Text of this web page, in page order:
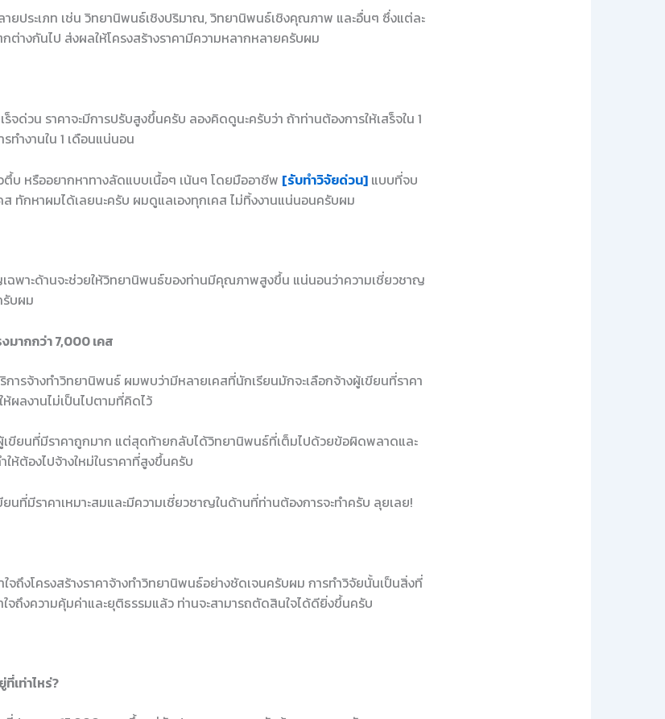
ยประเภท เช่น วิทยานิพนธ์เชิงปริมาณ, วิทยานิพนธ์เชิงคุณภาพ และอื่นๆ ซึ่งแต่ละ
ต่างกันไป ส่งผลให้โครงสร้างราคามีความหลากหลายครับผม
ร็จด่วน ราคาจะมีการปรับสูงขึ้นครับ ลองคิดดูนะครับว่า ถ้าท่านต้องการให้เสร็จใน 1
ทำงานใน 1 เดือนแน่นอน
บ หรืออยากหาทางลัดแบบเนื้อๆ เน้นๆ โดยมืออาชีพ [รับทำวิจัยด่วน] แบบที่จบ
ส ทักหาผมได้เลยนะครับ ผมดูแลเองทุกเคส ไม่ทิ้งงานแน่นอนครับผม
ฉพาะด้านจะช่วยให้วิทยานิพนธ์ของท่านมีคุณภาพสูงขึ้น แน่นอนว่าความเชี่ยวชาญ
รับผม
ากกว่า 7,000 เคส
ารจ้างทำวิทยานิพนธ์ ผมพบว่ามีหลายเคสที่นักเรียนมักจะเลือกจ้างผู้เขียนที่ราคา
ผลงานไม่เป็นไปตามที่คิดไว้
เขียนที่มีราคาถูกมาก แต่สุดท้ายกลับได้วิทยานิพนธ์ที่เต็มไปด้วยข้อผิดพลาดและ
ห้ต้องไปจ้างใหม่ในราคาที่สูงขึ้นครับ
นที่มีราคาเหมาะสมและมีความเชี่ยวชาญในด้านที่ท่านต้องการจะทำครับ ลุยเลย!
ใจถึงโครงสร้างราคาจ้างทำวิทยานิพนธ์อย่างชัดเจนครับผม การทำวิจัยนั้นเป็นสิ่งที่
จถึงความคุ้มค่าและยุติธรรมแล้ว ท่านจะสามารถตัดสินใจได้ดียิ่งขึ้นครับ
เท่าไหร่?